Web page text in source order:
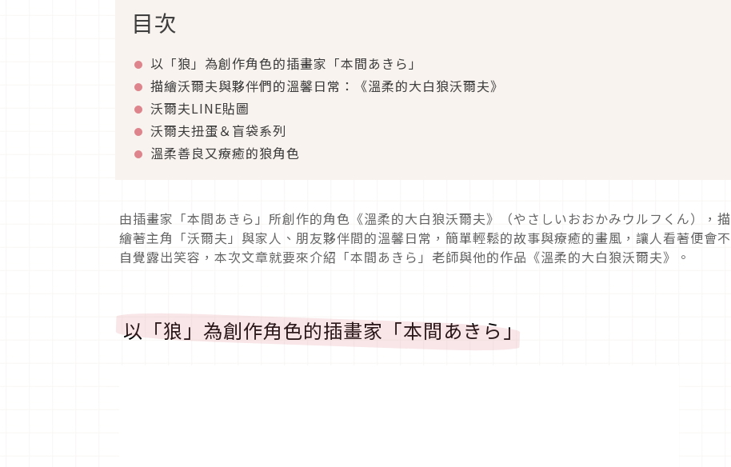
目次
以「狼」為創作角色的插畫家「本間あきら」
描繪沃爾夫與夥伴們的溫馨日常：《溫柔的大白狼沃爾夫》
沃爾夫LINE貼圖
沃爾夫扭蛋＆盲袋系列
溫柔善良又療癒的狼角色
由插畫家「本間あきら」所創作的角色《溫柔的大白狼沃爾夫》（やさしいおおかみウルフくん），描
繪著主角「沃爾夫」與家人、朋友夥伴間的溫馨日常，簡單輕鬆的故事與療癒的畫風，讓人看著便會不
自覺露出笑容，本次文章就要來介紹「本間あきら」老師與他的作品《溫柔的大白狼沃爾夫》。
以「狼」為創作角色的插畫家「本間あきら」